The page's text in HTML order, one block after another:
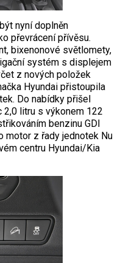
nyní doplněn
převrácení přívěsu.
bixenonové světlomety,
systém s displejem
z nových položek
Hyundai přistoupila
Do nabídky přišel
litru s výkonem 122
benzinu GDI
motor z řady jednotek Nu
centru Hyundai/Kia